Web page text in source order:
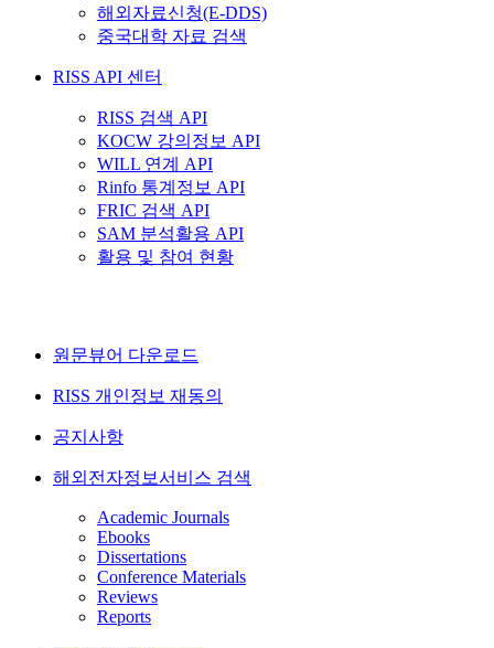
해외자료신청(E-DDS)
중국대학 자료 검색
RISS API 센터
RISS 검색 API
KOCW 강의정보 API
WILL 연계 API
Rinfo 통계정보 API
FRIC 검색 API
SAM 분석활용 API
활용 및 참여 현황
원문뷰어 다운로드
RISS 개인정보 재동의
공지사항
해외전자정보서비스 검색
Academic Journals
Ebooks
Dissertations
Conference Materials
Reviews
Reports